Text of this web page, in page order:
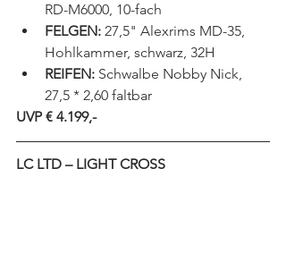
RD-M6000, 10-fach
FELGEN: 27,5" Alexrims MD-35,
Hohlkammer, schwarz, 32H
REIFEN: Schwalbe Nobby Nick,
27,5 * 2,60 faltbar
UVP € 4.199,-
LC LTD – LIGHT CROSS